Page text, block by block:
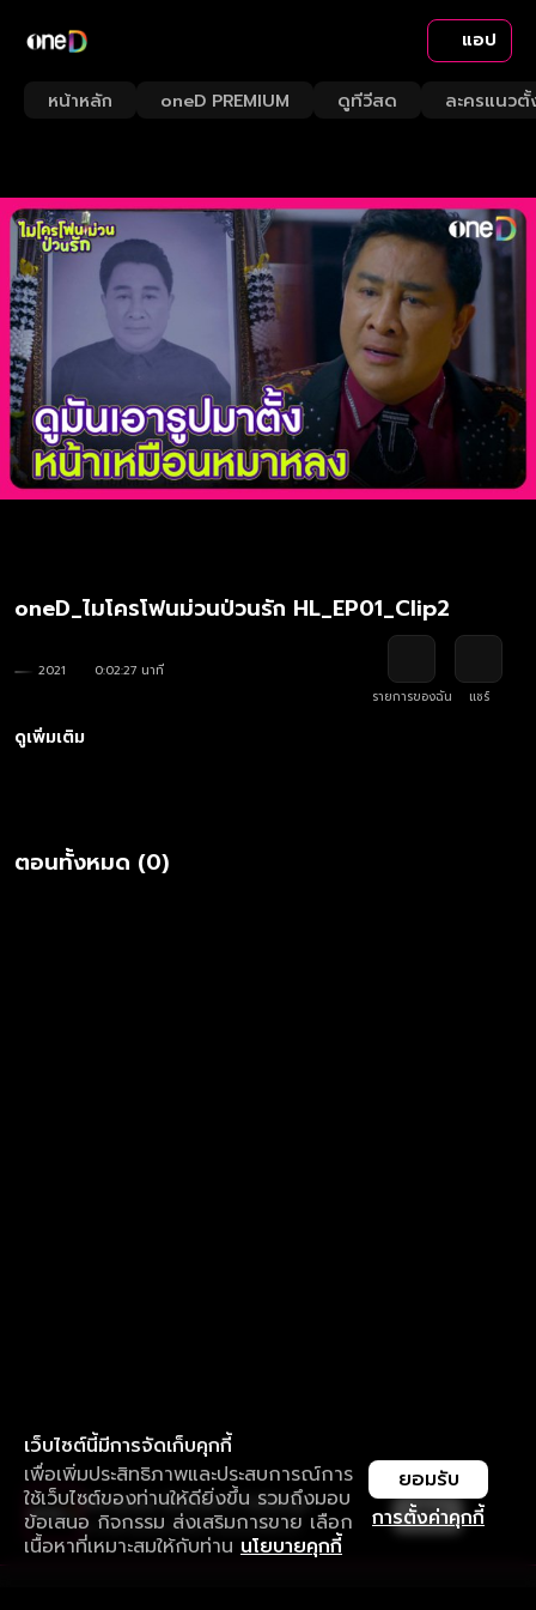
แอป
หน้าหลัก oneD PREMIUM ดูทีวีสด ละครแนวตั้
oneD_ไมโครโฟนม่วนป่วนรัก HL_EP01_Clip2
2021
0:02:27 นาที
รายการของฉัน
แชร์
ดูเพิ่มเติม
ตอนทั้งหมด (0)
เว็บไซต์นี้มีการจัดเก็บคุกกี้
เพื่อเพิ่มประสิทธิภาพและประสบการณ์การ
ใช้เว็บไซต์ของท่านให้ดียิ่งขึ้น รวมถึงมอบ
ข้อเสนอ กิจกรรม ส่งเสริมการขาย เลือก
เนื้อหาที่เหมาะสมให้กับท่าน นโยบายคุกกี้
การตั้งค่าคุกกี้
ยอมรับ
ใช้งานแอป ลื่นไหลกว่า ไม่มีสะดุด
ดาวน์โหลดแอปเพื่อการรับชมที่ดีกว่า เปิด